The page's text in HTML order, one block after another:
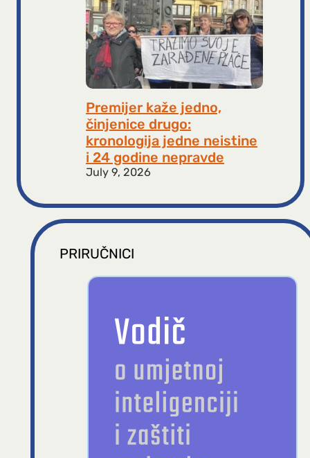
Premijer kaže jedno,
činjenice drugo:
kronologija jedne neistine
i 24 godine nepravde
July 9, 2026
PRIRUČNICI